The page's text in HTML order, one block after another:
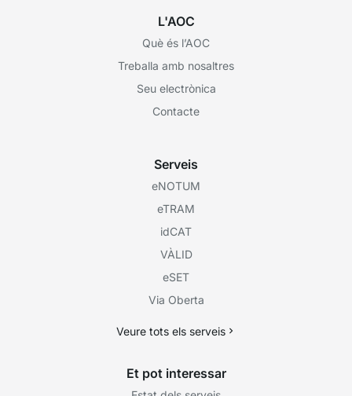
L'AOC
Què és l’AOC
Treballa amb nosaltres
Seu electrònica
Contacte
Serveis
eNOTUM
eTRAM
idCAT
VÀLID
eSET
Via Oberta
Veure tots els serveis
Et pot interessar